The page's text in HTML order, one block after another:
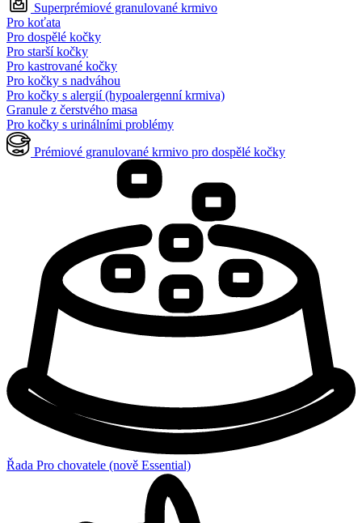
Superprémiové granulované krmivo
Pro koťata
Pro dospělé kočky
Pro starší kočky
Pro kastrované kočky
Pro kočky s nadváhou
Pro kočky s alergií (hypoalergenní krmiva)
Granule z čerstvého masa
Pro kočky s urinálními problémy
Prémiové granulované krmivo pro dospělé kočky
Řada Pro chovatele (nově Essential)